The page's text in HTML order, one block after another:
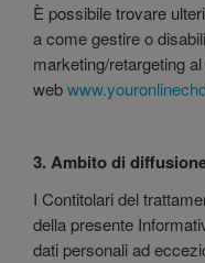
È possibile trovare
a come gestire o
marketing/retargeting
web
3. Ambito di
I Contitolari del
della presente
dati personali ad